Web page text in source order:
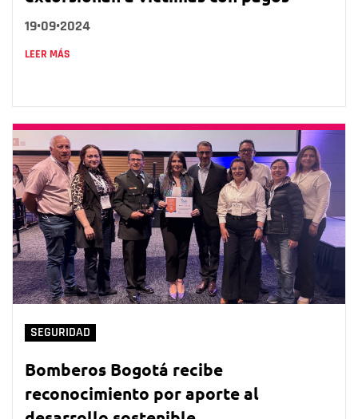
19•09•2024
LEER MÁS
SEGURIDAD
Bomberos Bogotá recibe
reconocimiento por aporte al